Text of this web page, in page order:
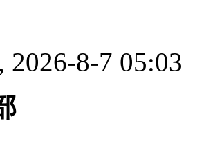
2026-8-7 05:03